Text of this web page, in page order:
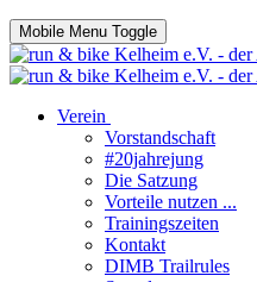
Mobile Menu Toggle
Verein
Vorstandschaft
#20jahrejung
Die Satzung
Vorteile nutzen ...
Trainingszeiten
Kontakt
DIMB Trailrules